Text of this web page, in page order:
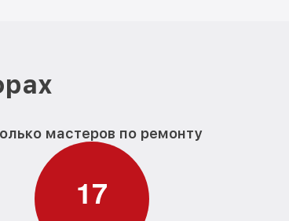
мастеров по ремонту
17